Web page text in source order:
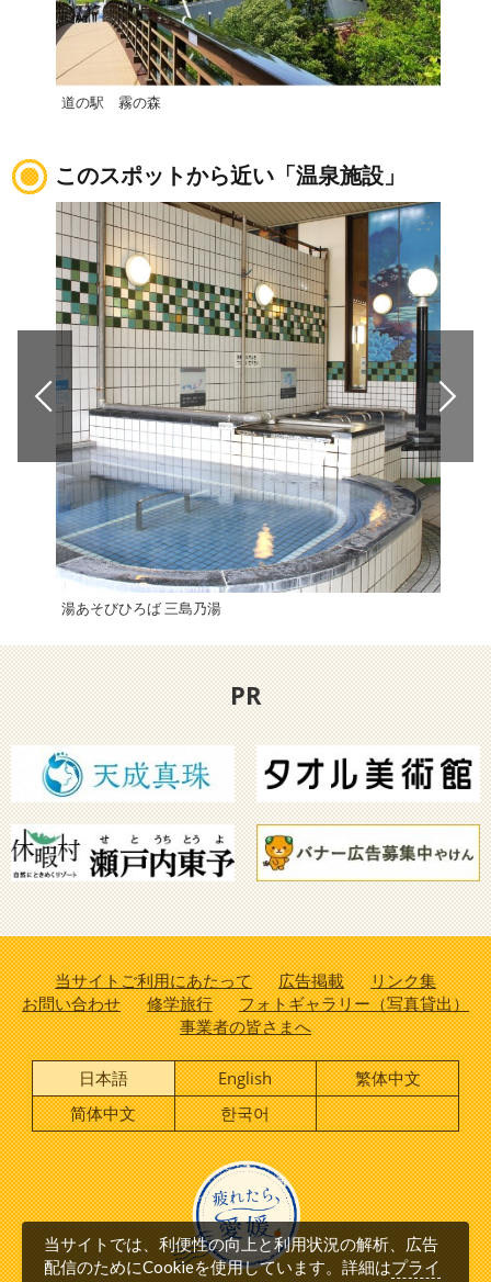
道の駅 霧の森
このスポットから近い「温泉施設」
湯あそびひろば 三島乃湯
PR
当サイトご利用にあたって 広告掲載
リンク集
お問い合わせ
修学旅行
フォトギャラリー（写真貸出）
事業者の皆さまへ
日本語 English
繁体中文
简体中文
한국어
当サイトでは、利便性の向上と利用状況の解析、広告
配信のためにCookieを使用しています。詳細はプライ